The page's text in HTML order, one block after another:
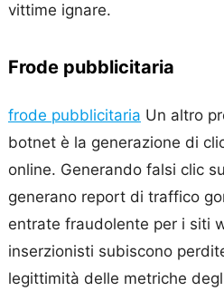
vittime ignare.
Frode pubblicitaria
frode pubblicitaria Un altro
botnet è la generazione di
online. Generando falsi clic
generano report di traffico
entrate fraudolente per i siti
inserzionisti subiscono
legittimità delle metriche